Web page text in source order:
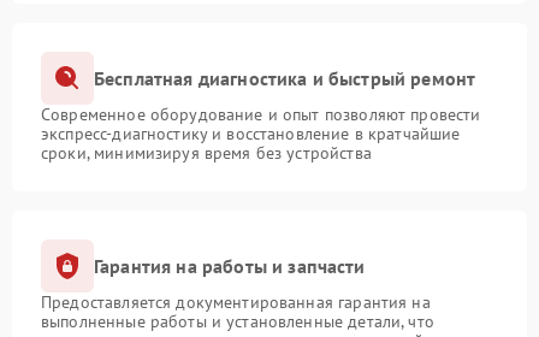
Бесплатная диагностика и быстрый ремонт
Современное оборудование и опыт позволяют провести
экспресс-диагностику и восстановление в кратчайшие
сроки, минимизируя время без устройства
Гарантия на работы и запчасти
Предоставляется документированная гарантия на
выполненные работы и установленные детали, что